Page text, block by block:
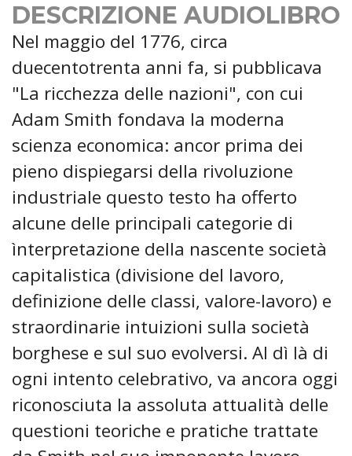
DESCRIZIONE AUDIOLIBRO
Nel maggio del 1776, circa
duecentotrenta anni fa, si pubblicava
"La ricchezza delle nazioni", con cui
Adam Smith fondava la moderna
scienza economica: ancor prima dei
pieno dispiegarsi della rivoluzione
industriale questo testo ha offerto
alcune delle principali categorie di
ìnterpretazione della nascente società
capitalistica (divisione del lavoro,
definizione delle classi, valore-lavoro) e
straordinarie intuizioni sulla società
borghese e sul suo evolversi. Al dì là di
ogni intento celebrativo, va ancora oggi
riconosciuta la assoluta attualità delle
questioni teoriche e pratiche trattate